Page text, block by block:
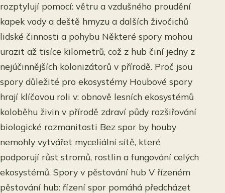
rozptylují pomocí: větru a vzdušného proudění
kapek vody a deště hmyzu a dalších živočichů
lidské činnosti a pohybu Některé spory mohou
urazit až tisíce kilometrů, což z hub činí jedny z
nejúčinnějších kolonizátorů v přírodě. Proč jsou
spory důležité pro ekosystémy Houbové spory
hrají klíčovou roli v: obnově lesních ekosystémů
koloběhu živin v přírodě zdraví půdy rozšiřování
biologické rozmanitosti Bez spor by houby
nemohly vytvářet myceliální sítě, které
podporují růst stromů, rostlin a fungování celých
ekosystémů. Spory v pěstování hub V řízeném
pěstování hub: řízení spor pomáhá předcházet